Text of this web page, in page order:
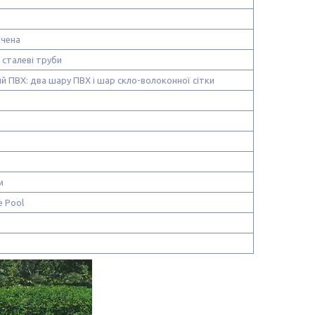
труби
ПВХ: два шару ПВХ і шар скло-волоконної сітки
Pool